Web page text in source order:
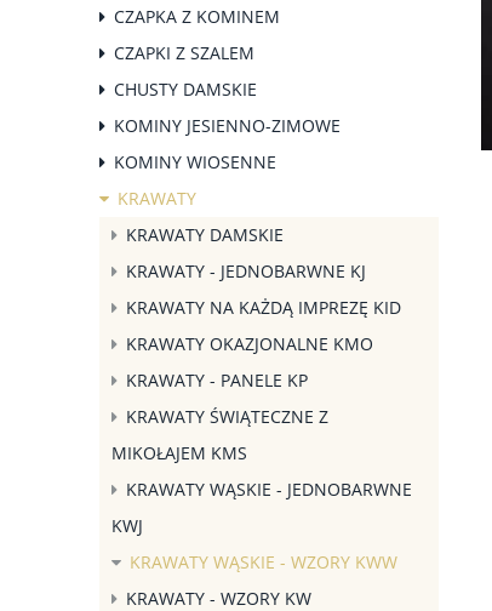
CZAPKA Z KOMINEM
CZAPKI Z SZALEM
CHUSTY DAMSKIE
KOMINY JESIENNO-ZIMOWE
KOMINY WIOSENNE
KRAWATY
KRAWATY DAMSKIE
KRAWATY - JEDNOBARWNE KJ
KRAWATY NA KAŻDĄ IMPREZĘ KID
KRAWATY OKAZJONALNE KMO
KRAWATY - PANELE KP
KRAWATY ŚWIĄTECZNE Z
MIKOŁAJEM KMS
KRAWATY WĄSKIE - JEDNOBARWNE
KWJ
KRAWATY WĄSKIE - WZORY KWW
KRAWATY - WZORY KW